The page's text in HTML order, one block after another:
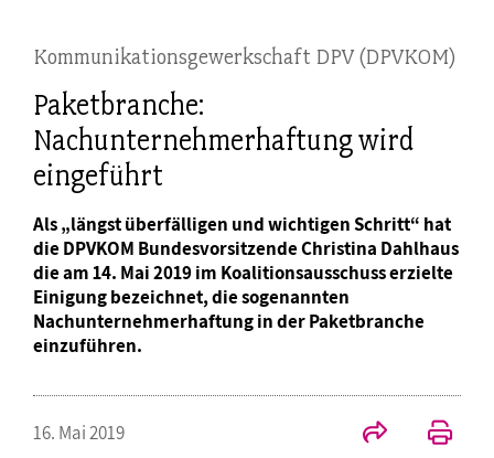
Kommunikationsgewerkschaft DPV (DPVKOM)
Paketbranche:
Nachunternehmerhaftung wird
eingeführt
Als „längst überfälligen und wichtigen Schritt“ hat
die DPVKOM Bundesvorsitzende Christina Dahlhaus
die am 14. Mai 2019 im Koalitionsausschuss erzielte
Einigung bezeichnet, die sogenannten
Nachunternehmerhaftung in der Paketbranche
einzuführen.
16. Mai 2019